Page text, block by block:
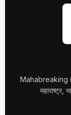
Mahabreaking हे
महाराष्ट्र,